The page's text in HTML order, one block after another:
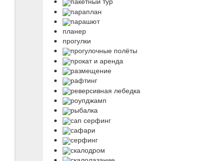
параплан
парашют
планер
прогулки
прогулочные полёты
прокат и аренда
размещение
рафтинг
реверсивная лебедка
роупджамп
рыбалка
сап серфинг
сафари
серфинг
скалодром